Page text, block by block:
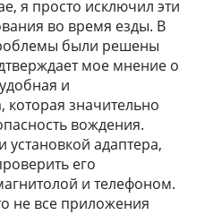
я просто исключил эти
во время езды. В
были решены
мое мнение о
и
которая значительно
вождения.
установкой адаптера,
его
и телефоном.
не все приложения